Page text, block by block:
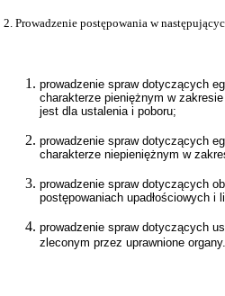
2. Prowadzenie postępowania w
prowadzenie spraw dotyczących
charakterze pieniężnym w
jest dla ustalenia i poboru;
prowadzenie spraw dotyczących
charakterze niepieniężnym w
prowadzenie spraw dotyczących
postępowaniach upadłościowych i
prowadzenie spraw dotyczących
zleconym przez uprawnione organy.